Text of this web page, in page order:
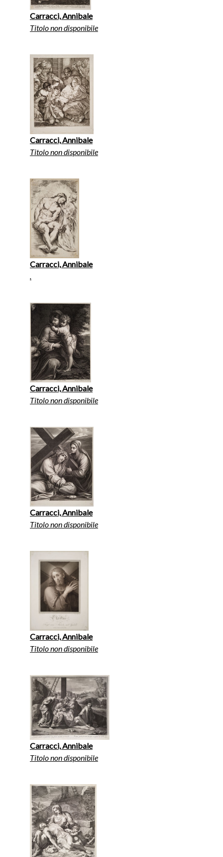
Carracci, Annibale
Titolo non disponibile
Carracci, Annibale
Titolo non disponibile
Carracci, Annibale
Carracci, Annibale
Titolo non disponibile
Carracci, Annibale
Titolo non disponibile
Carracci, Annibale
Titolo non disponibile
Carracci, Annibale
Titolo non disponibile